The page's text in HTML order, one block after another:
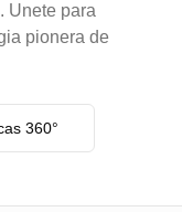
Unete para
pionera de
360°